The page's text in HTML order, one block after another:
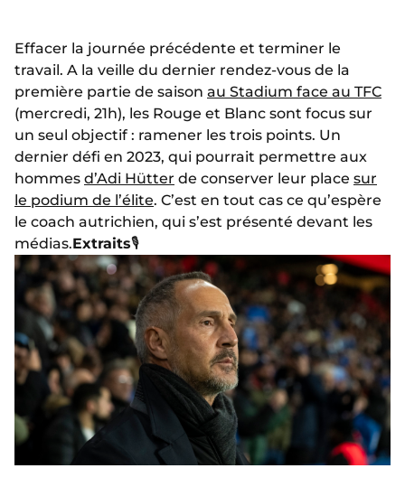
Effacer la journée précédente et terminer le
travail. A la veille du dernier rendez-vous de la
première partie de saison au Stadium face au TFC
(mercredi, 21h), les Rouge et Blanc sont focus sur
un seul objectif : ramener les trois points. Un
dernier défi en 2023, qui pourrait permettre aux
hommes d’Adi Hütter de conserver leur place sur
le podium de l’élite. C’est en tout cas ce qu’espère
le coach autrichien, qui s’est présenté devant les
médias.Extraits🎙